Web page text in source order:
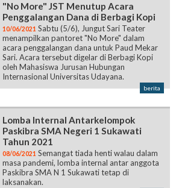
"No More" JST Menutup Acara
Penggalangan Dana di Berbagi Kopi
10/06/2021 Sabtu (5/6), Jungut Sari Teater
menampilkan pantoret "No More" dalam
acara penggalangan dana untuk Paud Mekar
Sari. Acara tersebut digelar di Berbagi Kopi
oleh Mahasiswa Jurusan Hubungan
Internasional Universitas Udayana.
berita
Lomba Internal Antarkelompok
Paskibra SMA Negeri 1 Sukawati
Tahun 2021
08/06/2021 Semangat tiada henti walau dalam
masa pandemi, lomba internal antar anggota
Paskibra SMA N 1 Sukawati tetap di
laksanakan.